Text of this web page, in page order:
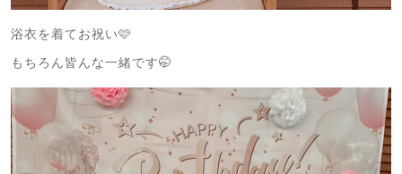
浴衣を着てお祝い🩷
もちろん皆んな一緒です🤭